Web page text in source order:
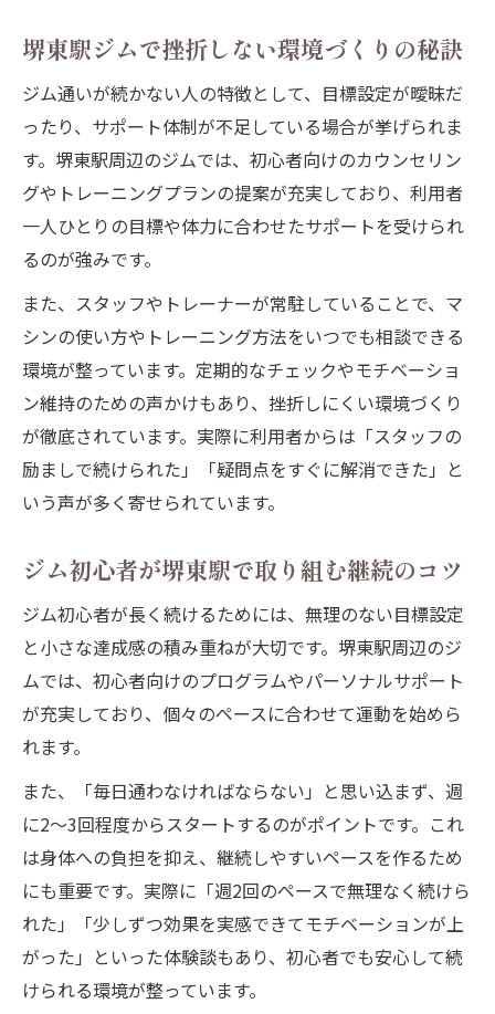
堺東駅ジムで挫折しない環境づくりの秘訣
ジム通いが続かない人の特徴として、目標設定が曖昧だ
ったり、サポート体制が不足している場合が挙げられま
す。堺東駅周辺のジムでは、初心者向けのカウンセリン
グやトレーニングプランの提案が充実しており、利用者
一人ひとりの目標や体力に合わせたサポートを受けられ
るのが強みです。
また、スタッフやトレーナーが常駐していることで、マ
シンの使い方やトレーニング方法をいつでも相談できる
環境が整っています。定期的なチェックやモチベーショ
ン維持のための声かけもあり、挫折しにくい環境づくり
が徹底されています。実際に利用者からは「スタッフの
励ましで続けられた」「疑問点をすぐに解消できた」と
いう声が多く寄せられています。
ジム初心者が堺東駅で取り組む継続のコツ
ジム初心者が長く続けるためには、無理のない目標設定
と小さな達成感の積み重ねが大切です。堺東駅周辺のジ
ムでは、初心者向けのプログラムやパーソナルサポート
が充実しており、個々のペースに合わせて運動を始めら
れます。
また、「毎日通わなければならない」と思い込まず、週
に2～3回程度からスタートするのがポイントです。これ
は身体への負担を抑え、継続しやすいペースを作るため
にも重要です。実際に「週2回のペースで無理なく続けら
れた」「少しずつ効果を実感できてモチベーションが上
がった」といった体験談もあり、初心者でも安心して続
けられる環境が整っています。